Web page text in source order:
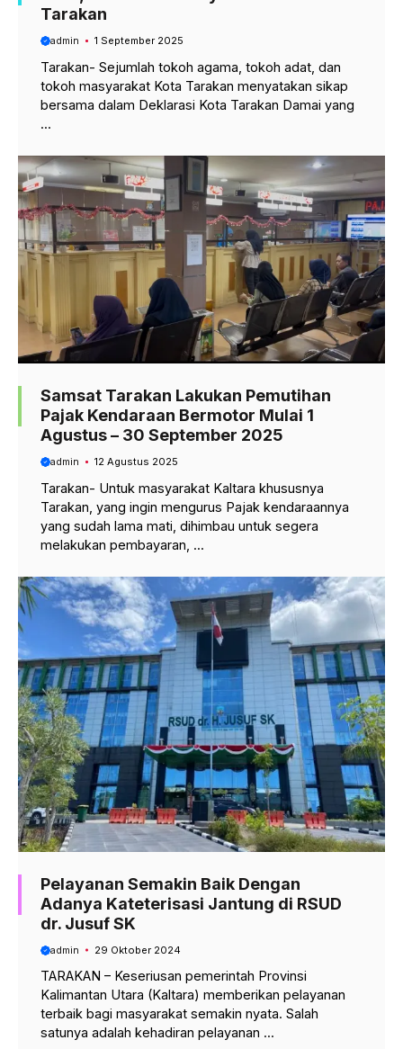
Tarakan
admin 1 September 2025
Tarakan- Sejumlah tokoh agama, tokoh adat, dan
tokoh masyarakat Kota Tarakan menyatakan sikap
bersama dalam Deklarasi Kota Tarakan Damai yang
...
Samsat Tarakan Lakukan Pemutihan
Pajak Kendaraan Bermotor Mulai 1
Agustus – 30 September 2025
admin 12 Agustus 2025
Tarakan- Untuk masyarakat Kaltara khususnya
Tarakan, yang ingin mengurus Pajak kendaraannya
yang sudah lama mati, dihimbau untuk segera
melakukan pembayaran, ...
Pelayanan Semakin Baik Dengan
Adanya Kateterisasi Jantung di RSUD
dr. Jusuf SK
admin 29 Oktober 2024
TARAKAN – Keseriusan pemerintah Provinsi
Kalimantan Utara (Kaltara) memberikan pelayanan
terbaik bagi masyarakat semakin nyata. Salah
satunya adalah kehadiran pelayanan ...